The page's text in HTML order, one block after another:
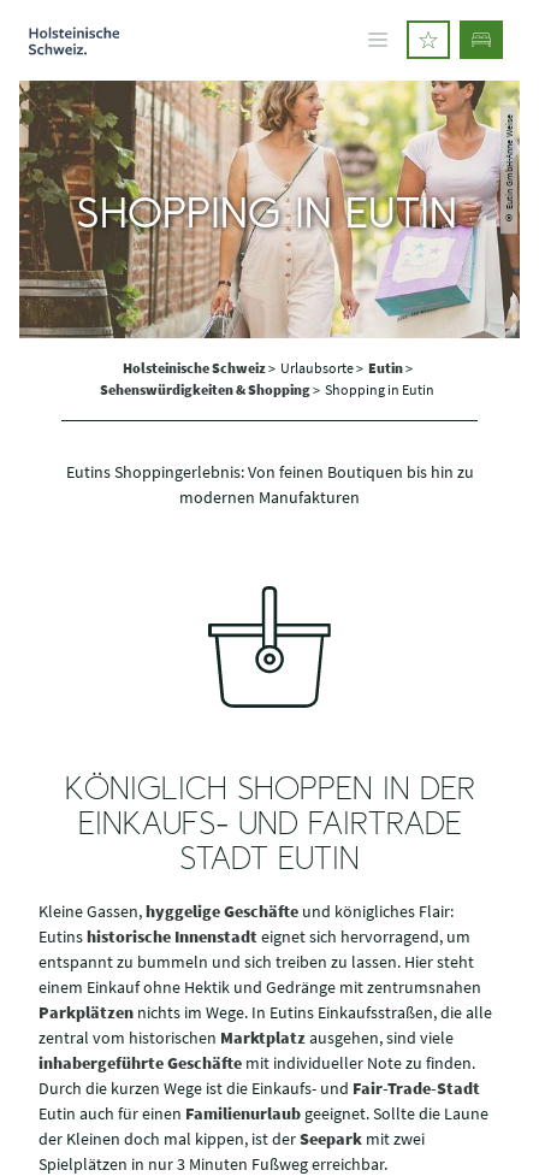
© Eutin GmbH-Anne Weise
SHOPPING IN EUTIN
Holsteinische Schweiz> Urlaubsorte > Eutin>
Sehenswürdigkeiten & Shopping> Shopping in Eutin
Eutins Shoppingerlebnis: Von feinen Boutiquen bis hin zu
modernen Manufakturen
KÖNIGLICH SHOPPEN IN DER
EINKAUFS- UND FAIRTRADE
STADT EUTIN
Kleine Gassen,hyggelige Geschäfte und königliches Flair:
Eutinshistorische Innenstadteignet sich hervorragend, um
entspannt zu bummeln und sich treiben zu lassen. Hier steht
einem Einkauf ohne Hektik und Gedränge mit zentrumsnahen
Parkplätzen nichts im Wege. In Eutins Einkaufsstraßen, die alle
zentral vom historischen Marktplatzausgehen, sind viele
inhabergeführte Geschäfte mit individueller Note zu finden.
Durch die kurzen Wege ist die Einkaufs- und Fair-Trade-Stadt
Eutin auch für einen Familienurlaub geeignet. Sollte die Laune
der Kleinen doch mal kippen, ist derSeepark mit zwei
Spielplätzen in nur 3 Minuten Fußweg erreichbar.